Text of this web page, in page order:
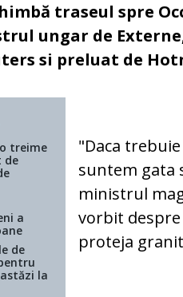
traseul spre
ungar de
si preluat de
treime
de
a
de
la
"Daca
suntem gata
ministrul
vorbit despre
proteja